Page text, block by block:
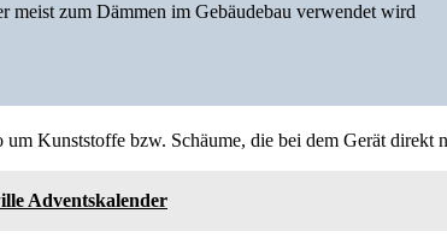
meist zum Dämmen im Gebäudebau verwendet wird
um Kunststoffe bzw. Schäume, die bei dem Gerät direkt
Adventskalender